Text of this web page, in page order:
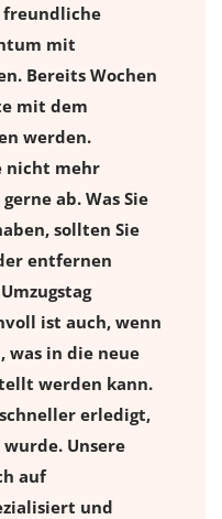
mit
Bereits Wochen
mit dem
werden.
nicht mehr
ab. Was Sie
sollten Sie
entfernen
ist auch, wenn
was in die neue
werden kann.
erledigt,
Unsere
auf
und